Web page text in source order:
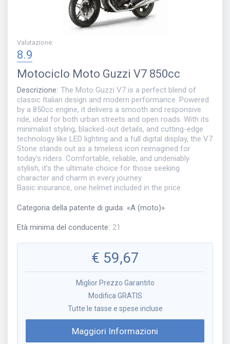
Valutazione:
8.9
Motociclo Moto Guzzi V7 850cc
Descrizione: The Moto Guzzi V7 is a perfect blend of
classic Italian design and modern performance. Powered
by a 850cc engine, it delivers a smooth and responsive
ride, ideal for both urban streets and open roads. With its
minimalist styling, blacked-out details, and cutting-edge
technology like LED lighting and a full digital display, the V7
Stone stands out as a timeless icon reimagined for
today’s riders. Comfortable, reliable, and undeniably
stylish, it’s the ultimate choice for those seeking
character and charm in every journey.
Basic insurance, one helmet included in the price.
Categoria della patente di guida: «A (moto)»
Età minima del conducente: 21
€ 59,67
Miglior Prezzo Garantito
Modifica GRATIS
Tutte le tasse e spese incluse
Maggiori Informazioni